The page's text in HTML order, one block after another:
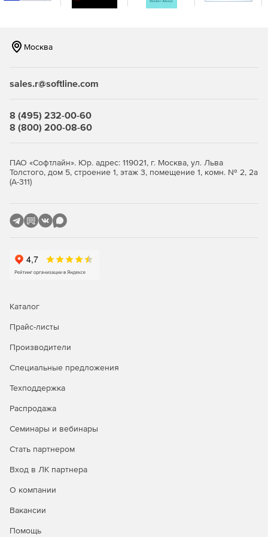
Москва
sales.r@softline.com
8 (495) 232-00-60
8 (800) 200-08-60
ПАО «Софтлайн». Юр. адрес: 119021, г. Москва, ул. Льва
Толстого, дом 5, строение 1, этаж 3, помещение 1, комн. № 2, 2а
(А-311)
Каталог
Прайс-листы
Производители
Специальные предложения
Техподдержка
Распродажа
Семинары и вебинары
Стать партнером
Вход в ЛК партнера
О компании
Вакансии
Помощь